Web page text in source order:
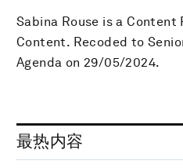
Sabina Rouse is a
Content. Recoded to
Agenda on 29/05/2024.
最热内容